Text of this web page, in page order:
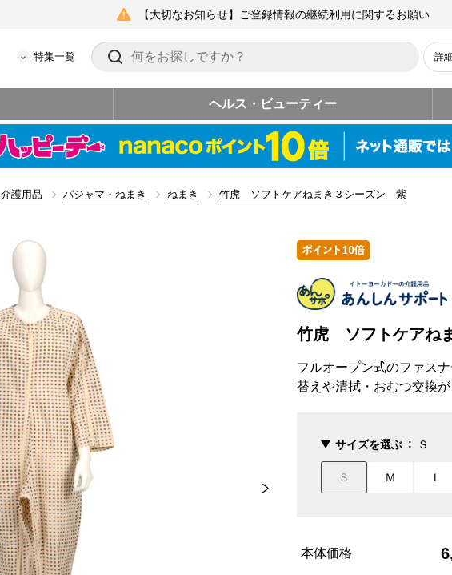
【大切なお知らせ】ご登録情報の継続利用に関するお願い
特集一覧 詳
ヘルス・ビューティー
介護用品 パジャマ・ねまき ねまき 竹虎 ソフトケアねまき３シーズン 紫
竹虎 ソフトケアね
フルオープン式のファス
替えや清拭・おむつ交換が
サイズを選ぶ Ｓ
Ｓ Ｍ Ｌ
本体価格